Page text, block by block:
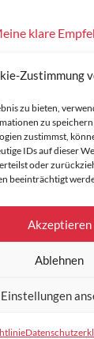
Zustimmung
zu bieten,
zu
zustimmst,
IDs auf dieser
oder
beeinträchtigt
Akzeptieren
Ablehnen
Einstellungen
klare
am
meldet
Impressum
Cookie-